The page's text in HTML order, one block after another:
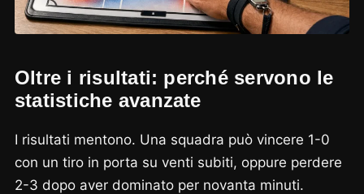
Oltre i risultati: perché servono le
statistiche avanzate
I risultati mentono. Una squadra può vincere 1-0
con un tiro in porta su venti subiti, oppure perdere
2-3 dopo aver dominato per novanta minuti.